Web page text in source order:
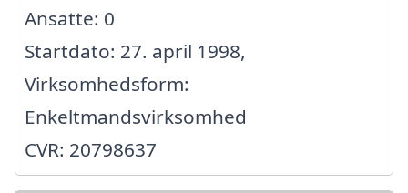
Ansatte: 0
Startdato: 27. april 1998,
Virksomhedsform:
Enkeltmandsvirksomhed
CVR: 20798637